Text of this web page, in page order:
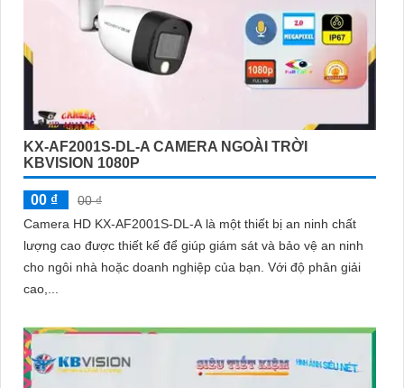
KX-AF2001S-DL-A CAMERA NGOÀI TRỜI
KBVISION 1080P
00 ₫
00 ₫
Camera HD KX-AF2001S-DL-A là một thiết bị an ninh chất
lượng cao được thiết kế để giúp giám sát và bảo vệ an ninh
cho ngôi nhà hoặc doanh nghiệp của bạn. Với độ phân giải
cao,...